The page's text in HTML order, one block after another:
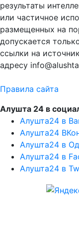
результаты
или частичное
размещенных на
допускается
ссылки на
адресу
Правила сайта
Алушта 24 в
Алушта24 в
Алушта24
Алушта24 в
Алушта24 в
Алушта24 в